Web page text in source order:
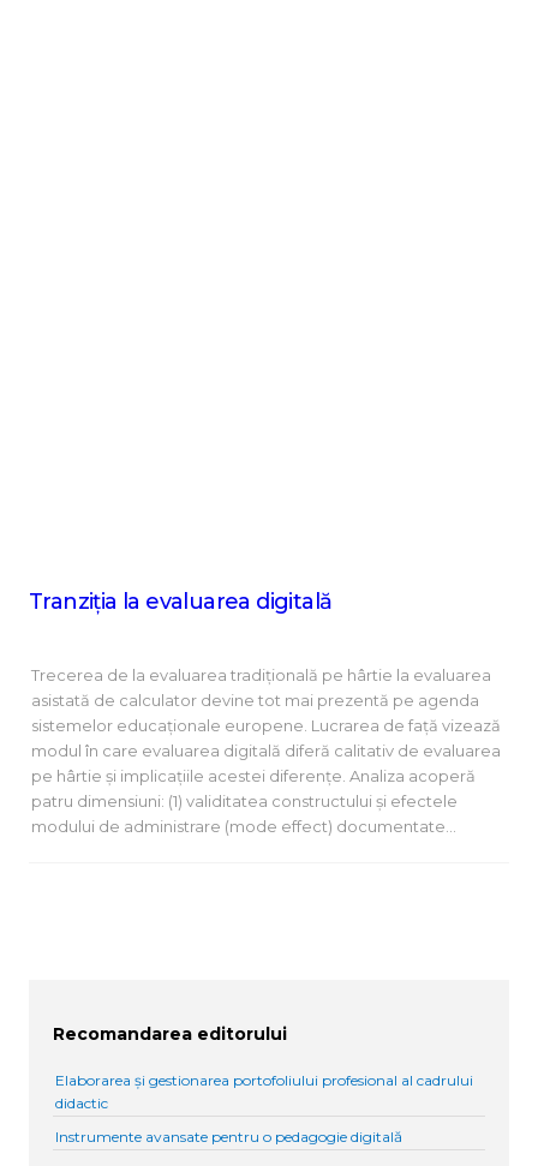
Tranziția la evaluarea digitală
Trecerea de la evaluarea tradițională pe hârtie la evaluarea
asistată de calculator devine tot mai prezentă pe agenda
sistemelor educaționale europene. Lucrarea de față vizează
modul în care evaluarea digitală diferă calitativ de evaluarea
pe hârtie și implicațiile acestei diferențe. Analiza acoperă
patru dimensiuni: (1) validitatea constructului și efectele
modului de administrare (mode effect) documentate…
Recomandarea editorului
Elaborarea și gestionarea portofoliului profesional al cadrului
didactic
Instrumente avansate pentru o pedagogie digitală